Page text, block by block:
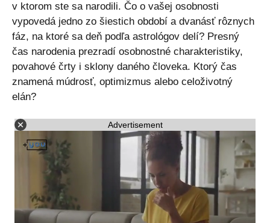
v ktorom ste sa narodili. Čo o vašej osobnosti
vypovedá jedno zo šiestich období a dvanásť rôznych
fáz, na ktoré sa deň podľa astrológov delí? Presný
čas narodenia prezradí osobnostné charakteristiky,
povahové črty i sklony daného človeka. Ktorý čas
znamená múdrosť, optimizmus alebo celoživotný
elán?
Advertisement